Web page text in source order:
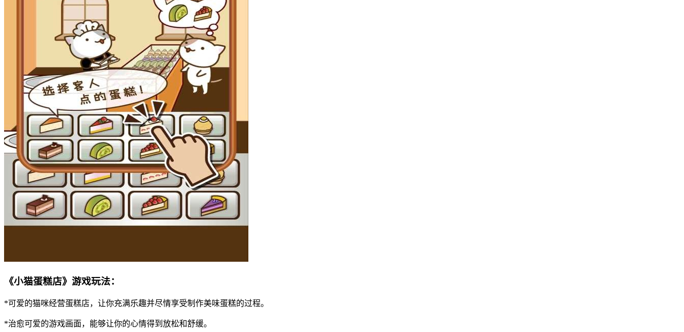
《小猫蛋糕店》游戏玩法：
*可爱的猫咪经营蛋糕店，让你充满乐趣并尽情享受制作美味蛋糕的过程。
*治愈可爱的游戏画面，能够让你的心情得到放松和舒缓。